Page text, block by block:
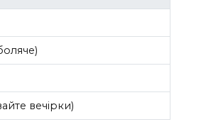
вечірки)